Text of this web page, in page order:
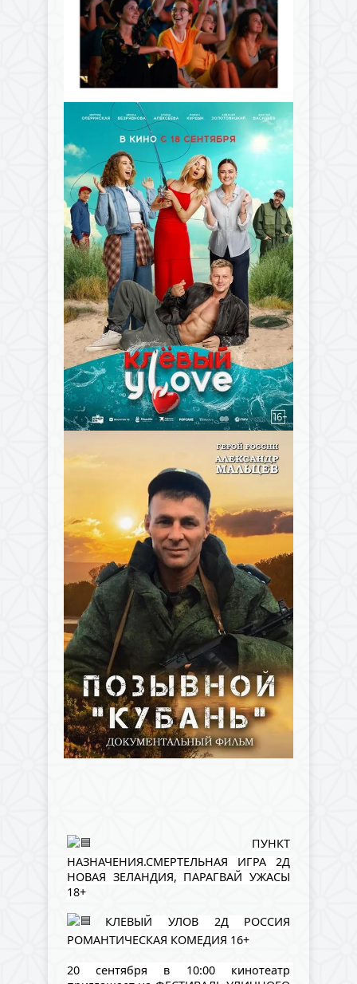
ПУНКТ
НАЗНАЧЕНИЯ.СМЕРТЕЛЬНАЯ ИГРА 2Д
НОВАЯ ЗЕЛАНДИЯ, ПАРАГВАЙ УЖАСЫ
18+
КЛЕВЫЙ УЛОВ 2Д РОССИЯ
РОМАНТИЧЕСКАЯ КОМЕДИЯ 16+
20 сентября в 10:00 кинотеатр